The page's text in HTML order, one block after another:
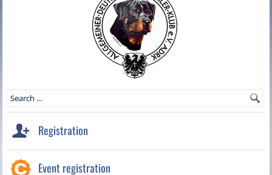
Registration
Event registration